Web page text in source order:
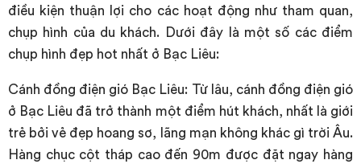
điều kiện thuận lợi cho các hoạt động như tham quan,
chụp hình của du khách. Dưới đây là một số các điểm
chụp hình đẹp hot nhất ở Bạc Liêu:
Cánh đồng điện gió Bạc Liêu: Từ lâu, cánh đồng điện gió
ở Bạc Liêu đã trở thành một điểm hút khách, nhất là giới
trẻ bởi vẻ đẹp hoang sơ, lãng mạn không khác gì trời Âu.
Hàng chục cột tháp cao đến 90m được đặt ngay hàng